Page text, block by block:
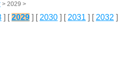
> 2029 >
] [2029] [ 2030] [ 2031 ] [ 2032 ]